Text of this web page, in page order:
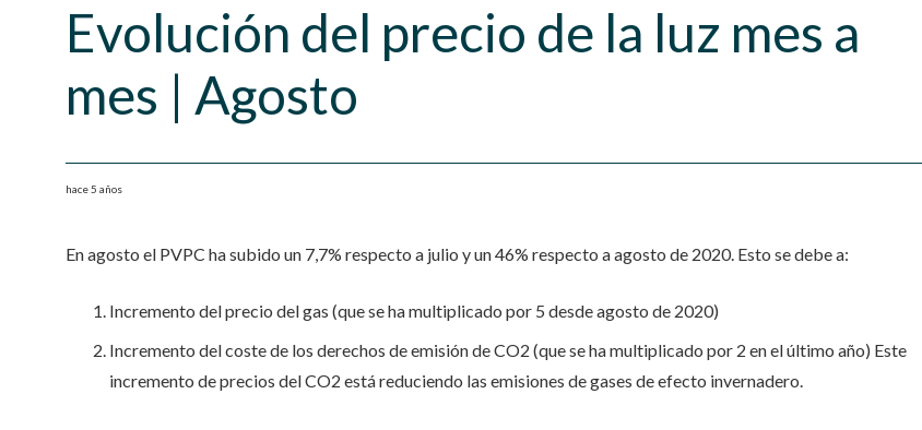
Evolución del precio de la luz mes a
mes | Agosto
hace 5 años
En agosto el PVPC ha subido un 7,7% respecto a julio y un 46% respecto a agosto de 2020. Esto se debe a:
Incremento del precio del gas (que se ha multiplicado por 5 desde agosto de 2020)
Incremento del coste de los derechos de emisión de CO2 (que se ha multiplicado por 2 en el último año) Este
incremento de precios del CO2 está reduciendo las emisiones de gases de efecto invernadero.